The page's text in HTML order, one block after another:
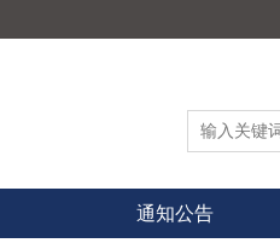
通知公告